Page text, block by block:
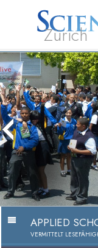
Zürich
L. Ron
Hubbard
Was ist
Scientology?
APPLIED
VERMITTELT